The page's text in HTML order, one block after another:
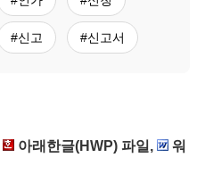
#신고 #신고서
아래한글(HWP) 파일,
워